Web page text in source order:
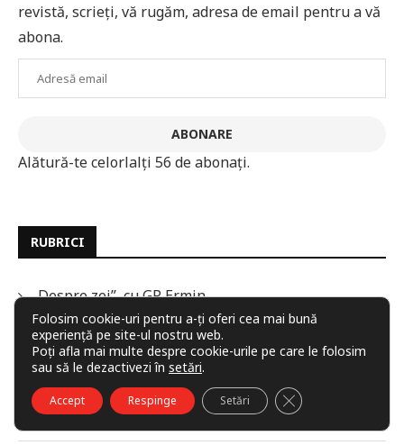
revistă, scrieți, vă rugăm, adresa de email pentru a vă
abona.
Adresă
ABONARE
Alătură-te celorlalți 56 de abonați.
RUBRICI
„Despre zei”, cu GP Ermin
Artă grafică
Articole
Atelier critic
Folosim cookie-uri pentru a-ți oferi cea mai bună
experiență pe site-ul nostru web.
Poți afla mai multe despre cookie-urile pe care le folosim
sau să le dezactivezi în setări.
Accept Respinge Setări CLOSE GDPR